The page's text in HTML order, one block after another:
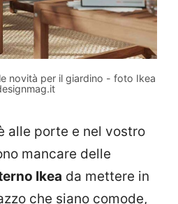
novità per il giardino - foto Ikea
alle porte e nel vostro
mancare delle
Ikea da mettere in
che siano comode,